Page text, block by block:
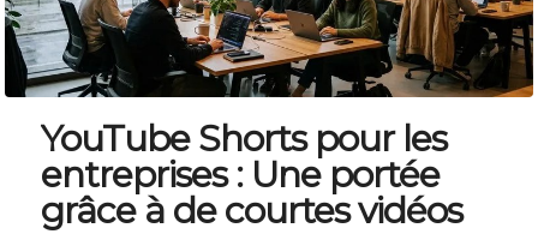
YouTube Shorts pour les
entreprises : Une portée
grâce à de courtes vidéos